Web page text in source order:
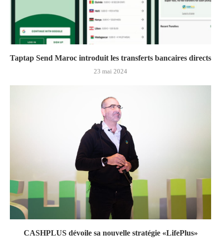
Taptap Send Maroc introduit les transferts bancaires directs
23 mai 2024
CASHPLUS dévoile sa nouvelle stratégie «LifePlus»